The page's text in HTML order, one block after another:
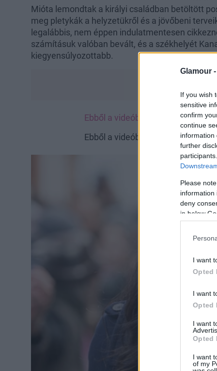
Glamour -
If you wish
sensitive
confirm
continue
information
further
Please
information
deny
in below
I want
Opted
I want
Opted
I want
Opted
I want
of my
Mióta lemondtak a királyi családban betöltött
meg pletykák a helyzetükről és a jövőbeni
legalábbis, nem éppen indulatmentesen
számításuk valóban bevált, és a székhelyét
kiegyensúlyozottabb.
Ebből a videóból egyértelmű,
Ebből a videóból egyértelmű,